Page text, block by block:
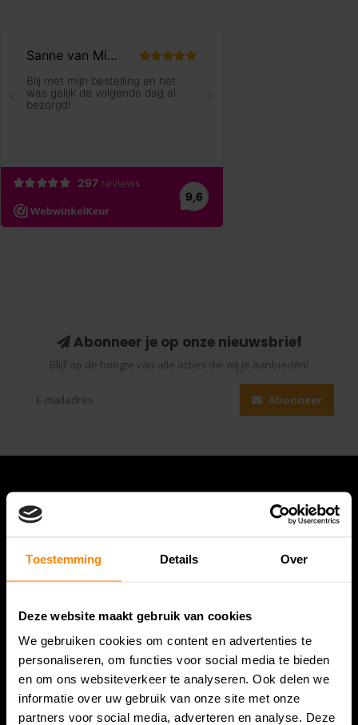
Toestemming Details Over
Deze website maakt gebruik van cookies
We gebruiken cookies om content en advertenties te
personaliseren, om functies voor social media te bieden
en om ons websiteverkeer te analyseren. Ook delen we
informatie over uw gebruik van onze site met onze
partners voor social media, adverteren en analyse. Deze
Abonneer je op onze nieuwsbrief
Blijf op de hoogte van alle acties die wij je aanbieden!
Abonneer
Bespanracket.nl is dé racketspecialist van Lelystad en
omstreken.
Snijdersstraat 6
8224 AA Lelystad